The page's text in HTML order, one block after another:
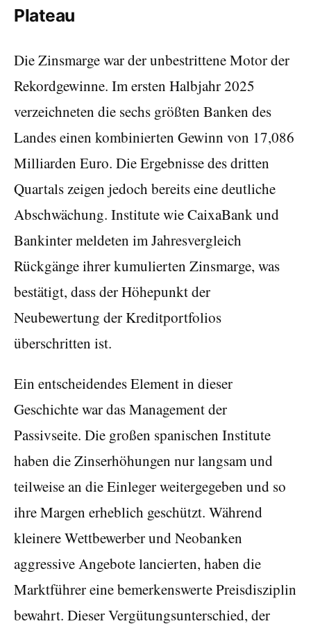
Plateau
Die Zinsmarge war der unbestrittene Motor der
Rekordgewinne. Im ersten Halbjahr 2025
verzeichneten die sechs größten Banken des
Landes einen kombinierten Gewinn von 17,086
Milliarden Euro. Die Ergebnisse des dritten
Quartals zeigen jedoch bereits eine deutliche
Abschwächung. Institute wie CaixaBank und
Bankinter meldeten im Jahresvergleich
Rückgänge ihrer kumulierten Zinsmarge, was
bestätigt, dass der Höhepunkt der
Neubewertung der Kreditportfolios
überschritten ist.
Ein entscheidendes Element in dieser
Geschichte war das Management der
Passivseite. Die großen spanischen Institute
haben die Zinserhöhungen nur langsam und
teilweise an die Einleger weitergegeben und so
ihre Margen erheblich geschützt. Während
kleinere Wettbewerber und Neobanken
aggressive Angebote lancierten, haben die
Marktführer eine bemerkenswerte Preisdisziplin
bewahrt. Dieser Vergütungsunterschied, der